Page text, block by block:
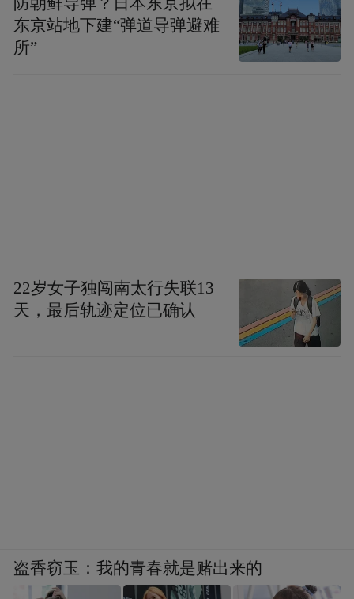
东京站地下建“弹道导弹避难
所”
22岁女子独闯南太行失联13
天，最后轨迹定位已确认
盗香窃玉：我的青春就是赌出来的